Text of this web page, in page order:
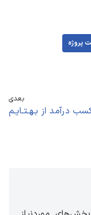
پروژه
بعدی
درآمد از بـهـتـایـم